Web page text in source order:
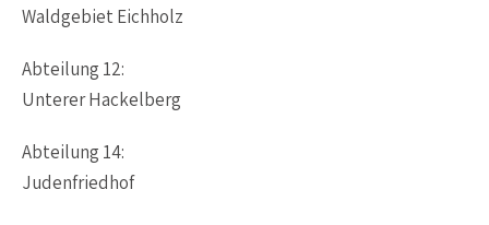
Waldgebiet Eichholz
Abteilung 12:
Unterer Hackelberg
Abteilung 14:
Judenfriedhof